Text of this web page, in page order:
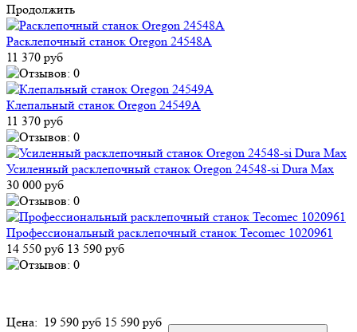
Продолжить
Расклепочный станок Oregon 24548A
11 370 руб
Клепальный станок Oregon 24549A
11 370 руб
Усиленный расклепочный станок Oregon 24548-si Dura Max
30 000 руб
Профессиональный расклепочный станок Tecomec 1020961
14 550 руб 13 590 руб
Цена: 19 590 руб 15 590 руб